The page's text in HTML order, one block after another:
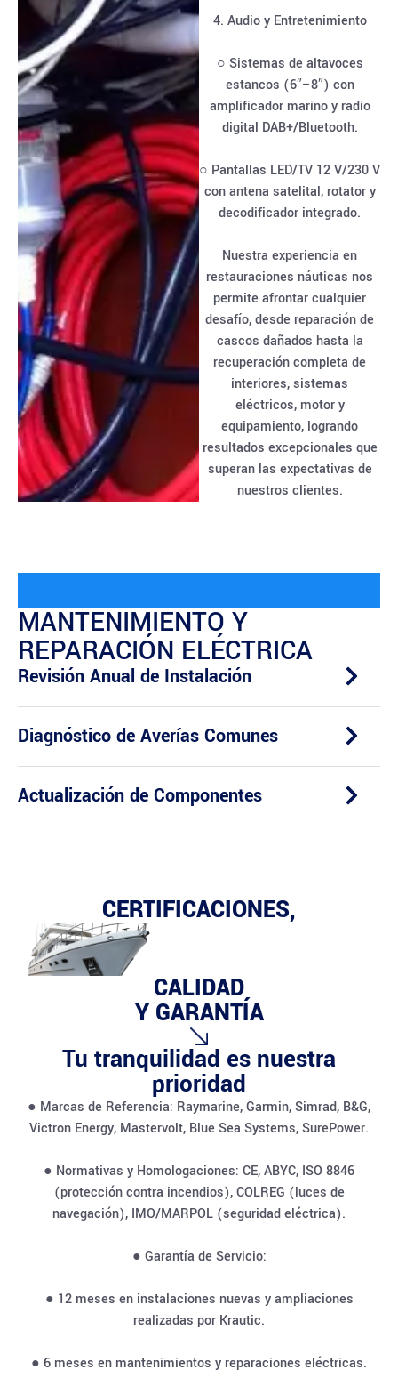
4. Audio y Entretenimiento
○ Sistemas de altavoces
estancos (6″–8″) con
amplificador marino y radio
digital DAB+/Bluetooth.
○ Pantallas LED/TV 12 V/230 V
con antena satelital, rotator y
decodificador integrado.
Nuestra experiencia en
restauraciones náuticas nos
permite afrontar cualquier
desafío, desde reparación de
cascos dañados hasta la
recuperación completa de
interiores, sistemas
eléctricos, motor y
equipamiento, logrando
resultados excepcionales que
superan las expectativas de
nuestros clientes.
MANTENIMIENTO Y
REPARACIÓN ELÉCTRICA
Revisión Anual de Instalación
Diagnóstico de Averías Comunes
Actualización de Componentes
CERTIFICACIONES,
CALIDAD
Y GARANTÍA
Tu tranquilidad es nuestra
prioridad
● Marcas de Referencia: Raymarine, Garmin, Simrad, B&G,
Victron Energy, Mastervolt, Blue Sea Systems, SurePower.
● Normativas y Homologaciones: CE, ABYC, ISO 8846
(protección contra incendios), COLREG (luces de
navegación), IMO/MARPOL (seguridad eléctrica).
● Garantía de Servicio:
● 12 meses en instalaciones nuevas y ampliaciones
realizadas por Krautic.
● 6 meses en mantenimientos y reparaciones eléctricas.